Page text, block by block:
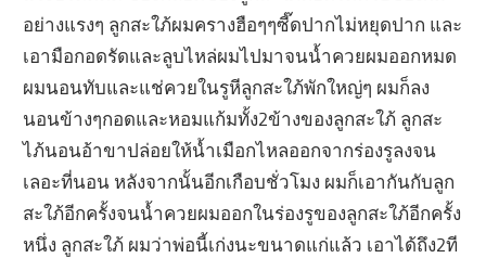
อย่างแรงๆ ลูกสะใภ้ผมครางฮือๆๆซี๊ดปากไม่หยุดปาก และ
เอามือกอดรัดและลูบไหล่ผมไปมาจนน้ำควยผมออกหมด
ผมนอนทับและแช่ควยในรูหีลูกสะใภ้พักใหญ่ๆ ผมก็ลง
นอนข้างๆกอดและหอมแก้มทั้ง2ข้างของลูกสะใภ้ ลูกสะ
ไภ้นอนอ้าขาปล่อยให้น้ำเมือกไหลออกจากร่องรูลงจน
เลอะที่นอน หลังจากนั้นอีกเกือบชั่วโมง ผมก็เอากันกับลูก
สะใภ้อีกครั้งจนน้ำควยผมออกในร่องรูของลูกสะใภ้อีกครั้ง
หนึ่ง ลูกสะใภ้ ผมว่าพ่อนี้เก่งนะขนาดแก่แล้ว เอาได้ถึง2ที